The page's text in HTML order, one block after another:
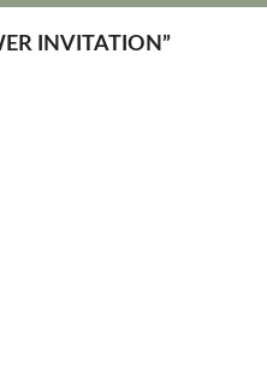
INVITATION”